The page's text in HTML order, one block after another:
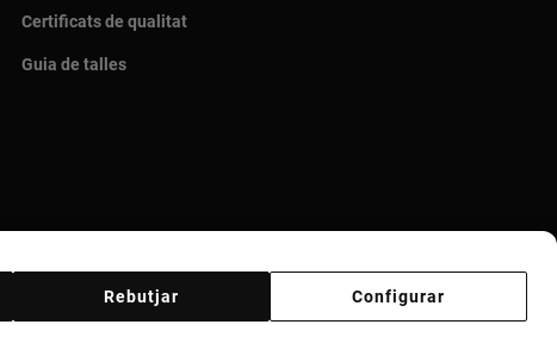
Certificats de qualitat
Guia de talles
Configurar
Rebutjar